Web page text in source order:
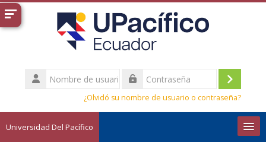
Salta al contenido principal
Nombre
de
Acceder
¿Olvidó su nombre de usuario o contraseña?
Universidad Del Pacífico